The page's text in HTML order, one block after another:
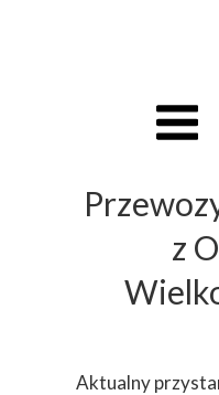
Aktualny
z